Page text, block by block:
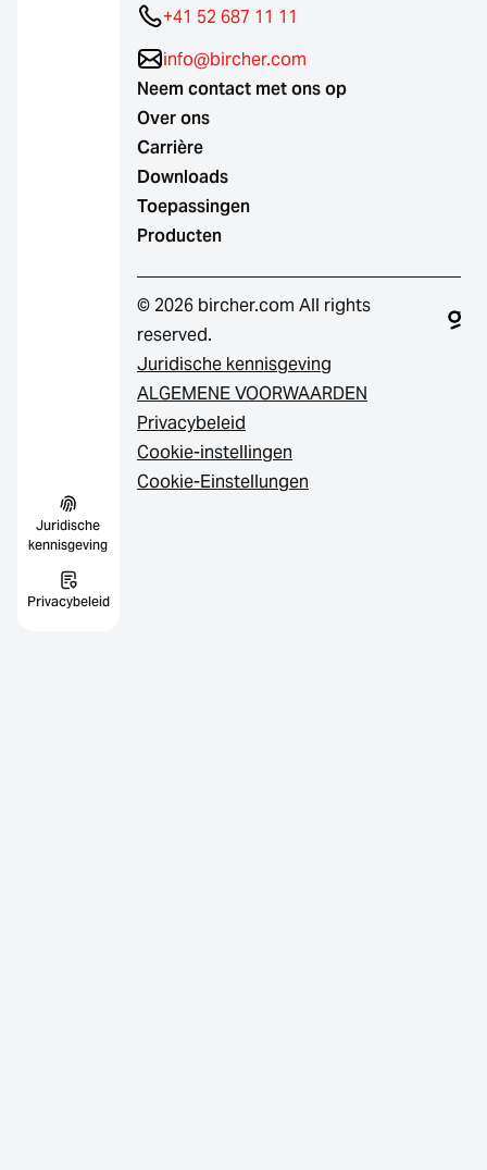
Juridische
kennisgeving
Privacybeleid
+41 52 687 11 11
info@bircher.com
Neem contact met ons op
Over ons
Carrière
Downloads
Toepassingen
Producten
© 2026 bircher.com All rights
reserved.
Juridische kennisgeving
ALGEMENE VOORWAARDEN
Privacybeleid
Cookie-instellingen
Cookie-Einstellungen